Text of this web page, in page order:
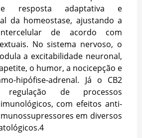
resposta adaptativa e
da homeostase, ajustando a
de acordo com
No sistema nervoso, o
a excitabilidade neuronal,
o humor, a nocicepção e
hipófise-adrenal. Já o CB2
de processos
com efeitos anti-
em diversos
4